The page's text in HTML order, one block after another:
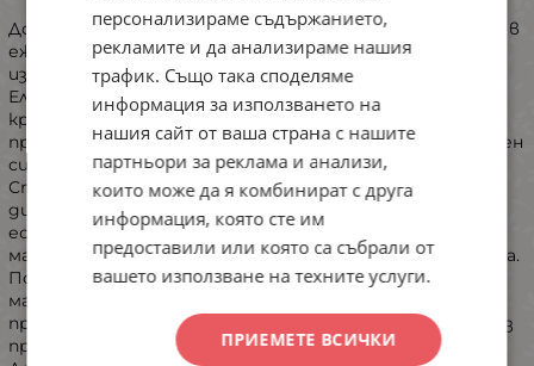
​Добавете цвят, женственост и неустоим комфорт в
ежедневието си с този прелестен лилав модел,
изработен с изключително внимание към детайла.
​Елегантна изящна дантела: Чашките са покрити с
красива, релефна дантела с флорални мотиви, която
прелива нежно към презрамките и създава романтичен
силует.
​Стабилна опора и перфектна форма: Класическият
дизайн с банели осигурява отлично повдигане,
естествено оформяне и сигурна поддръжка за
максимално самочувствие - повдигащ ефект с ръчичка.
Подгръдният колан е изработен от мека, еластична
материя в същия лилав нюанс на ситни рози, която
прилепва гладко по тялото и гарантира комфорт без
притискане.
персонализираме съдържанието,
рекламите и да анализираме нашия
трафик. Също така споделяме
информация за използването на
нашия сайт от ваша страна с нашите
партньори за реклама и анализи,
които може да я комбинират с друга
информация, която сте им
предоставили или която са събрали от
вашето използване на техните услуги.
ПРИЕМЕТЕ ВСИЧКИ